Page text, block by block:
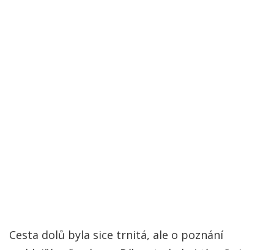
Cesta dolů byla sice trnitá, ale o poznání